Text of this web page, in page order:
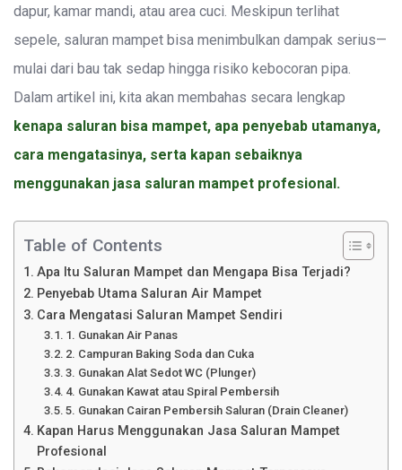
dapur, kamar mandi, atau area cuci. Meskipun terlihat
sepele, saluran mampet bisa menimbulkan dampak serius—
mulai dari bau tak sedap hingga risiko kebocoran pipa.
Dalam artikel ini, kita akan membahas secara lengkap
kenapa saluran bisa mampet, apa penyebab utamanya,
cara mengatasinya, serta kapan sebaiknya
menggunakan jasa saluran mampet profesional.
Table of Contents
Apa Itu Saluran Mampet dan Mengapa Bisa Terjadi?
Penyebab Utama Saluran Air Mampet
Cara Mengatasi Saluran Mampet Sendiri
1. Gunakan Air Panas
2. Campuran Baking Soda dan Cuka
3. Gunakan Alat Sedot WC (Plunger)
4. Gunakan Kawat atau Spiral Pembersih
5. Gunakan Cairan Pembersih Saluran (Drain Cleaner)
Kapan Harus Menggunakan Jasa Saluran Mampet
Profesional